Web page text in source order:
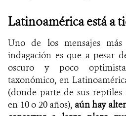
Latinoamérica está a
Uno de los mensajes
indagación es que a pesar
oscuro y poco
taxonómico, en
(donde parte de sus
en 10 o 20 años), aún hay